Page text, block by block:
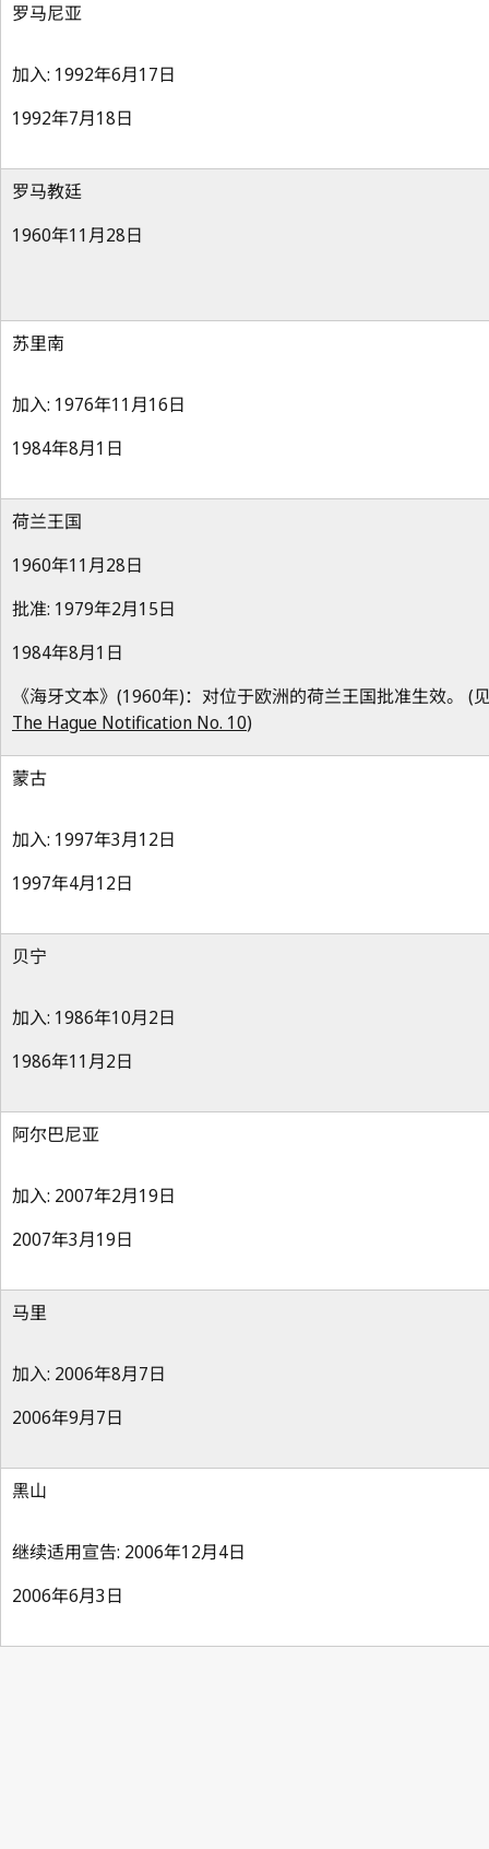
罗马尼亚
加入: 1992年6月17日
1992年7月18日
罗马教廷
1960年11月28日
苏里南
加入: 1976年11月16日
1984年8月1日
荷兰王国
1960年11月28日
批准: 1979年2月15日
1984年8月1日
《海牙文本》(1960年)：对位于欧洲的荷兰王国批准生效。 (
The Hague Notification No. 10)
蒙古
加入: 1997年3月12日
1997年4月12日
贝宁
加入: 1986年10月2日
1986年11月2日
阿尔巴尼亚
加入: 2007年2月19日
2007年3月19日
马里
加入: 2006年8月7日
2006年9月7日
黑山
继续适用宣告: 2006年12月4日
2006年6月3日